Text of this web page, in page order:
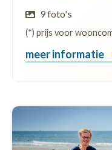
9 foto's
(*) prijs voor
meer informatie